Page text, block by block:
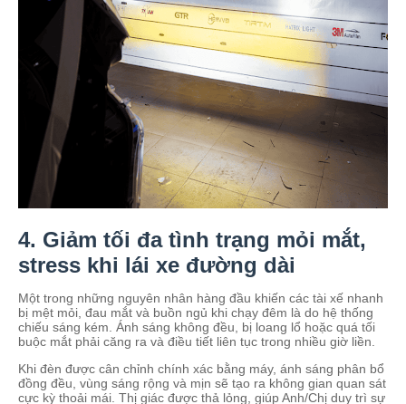
4. Giảm tối đa tình trạng mỏi mắt,
stress khi lái xe đường dài
Một trong những nguyên nhân hàng đầu khiến các tài xế nhanh
bị mệt mỏi, đau mắt và buồn ngủ khi chạy đêm là do hệ thống
chiếu sáng kém. Ánh sáng không đều, bị loang lổ hoặc quá tối
buộc mắt phải căng ra và điều tiết liên tục trong nhiều giờ liền.
Khi đèn được cân chỉnh chính xác bằng máy, ánh sáng phân bổ
đồng đều, vùng sáng rộng và mịn sẽ tạo ra không gian quan sát
cực kỳ thoải mái. Thị giác được thả lỏng, giúp Anh/Chị duy trì sự